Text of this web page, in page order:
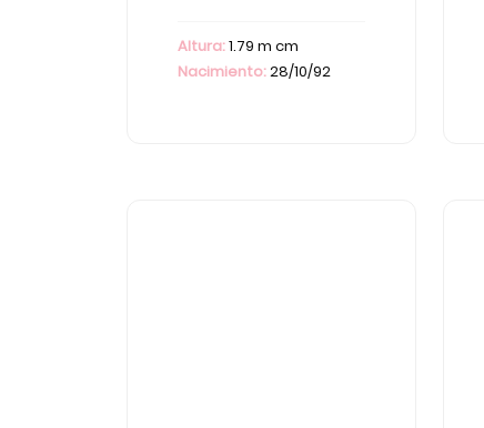
Altura:1.79 m cm
Nacimiento:28/10/92